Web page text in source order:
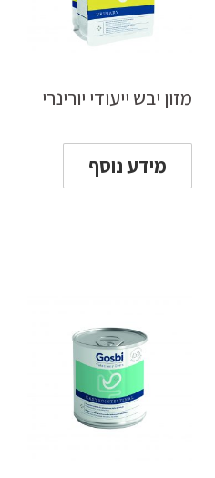
מזון יבש ייעודי יורינרי
מידע נוסף